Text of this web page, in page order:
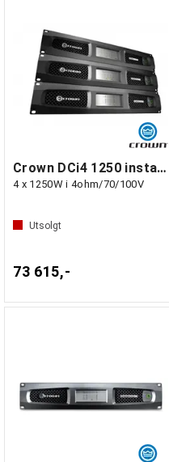
Crown DCi4 1250 installasjonsforst.
4 x 1250W i 4ohm/70/100V
Utsolgt
73 615,-